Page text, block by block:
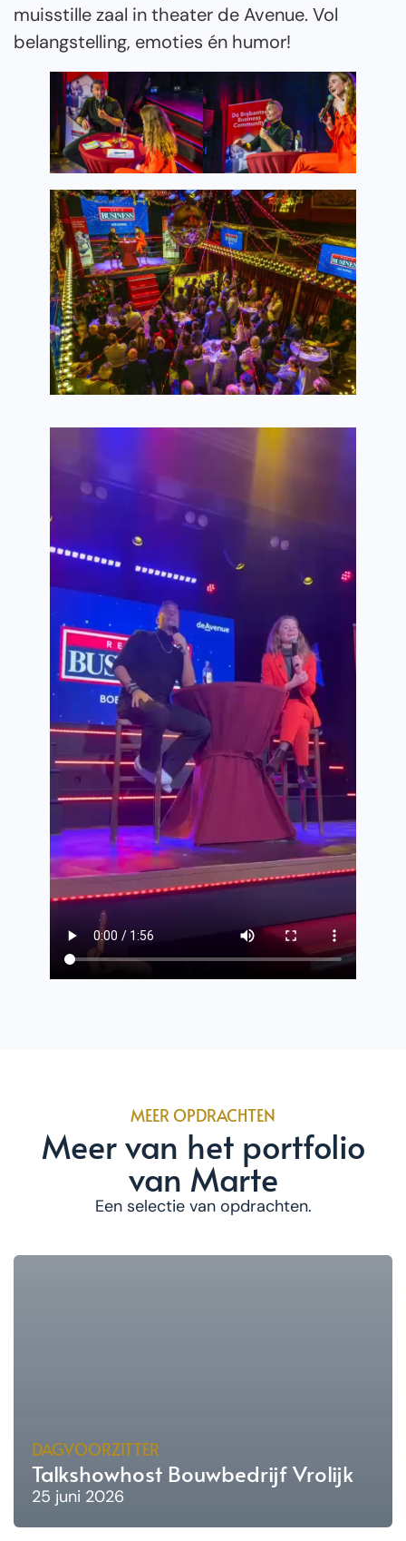
muisstille zaal in theater de Avenue. Vol
belangstelling, emoties én humor!
MEER OPDRACHTEN
Meer van het portfolio
van Marte
Een selectie van opdrachten.
DAGVOORZITTER
Talkshowhost Bouwbedrijf Vrolijk
25 juni 2026